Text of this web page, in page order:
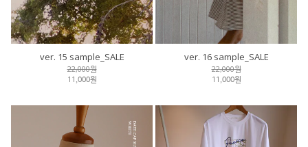
ver. 15 sample_SALE
22,000원
11,000원
ver. 16 sample_SALE
22,000원
11,000원